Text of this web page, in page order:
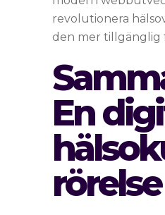
revolutionera
den mer tillgänglig
En
rörelse